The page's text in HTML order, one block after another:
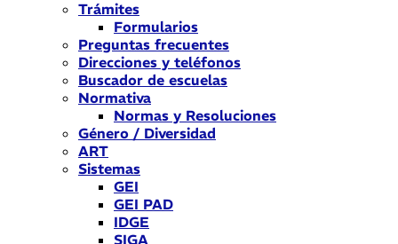
Trámites
Formularios
Preguntas frecuentes
Direcciones y teléfonos
Buscador de escuelas
Normativa
Normas y Resoluciones
Género / Diversidad
ART
Sistemas
GEI
GEI PAD
IDGE
SIGA